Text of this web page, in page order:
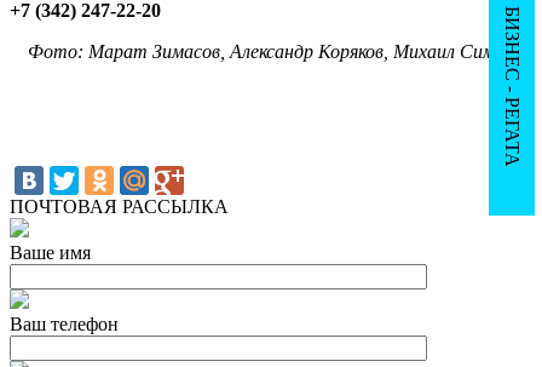
+7 (342) 247-22-20
Фото: Марат Зимасов, Александр Коряков, Михаил Симонов
ПОЧТОВАЯ РАССЫЛКА
Ваше имя
Ваш телефон
IX БИЗНЕС - РЕГАТА